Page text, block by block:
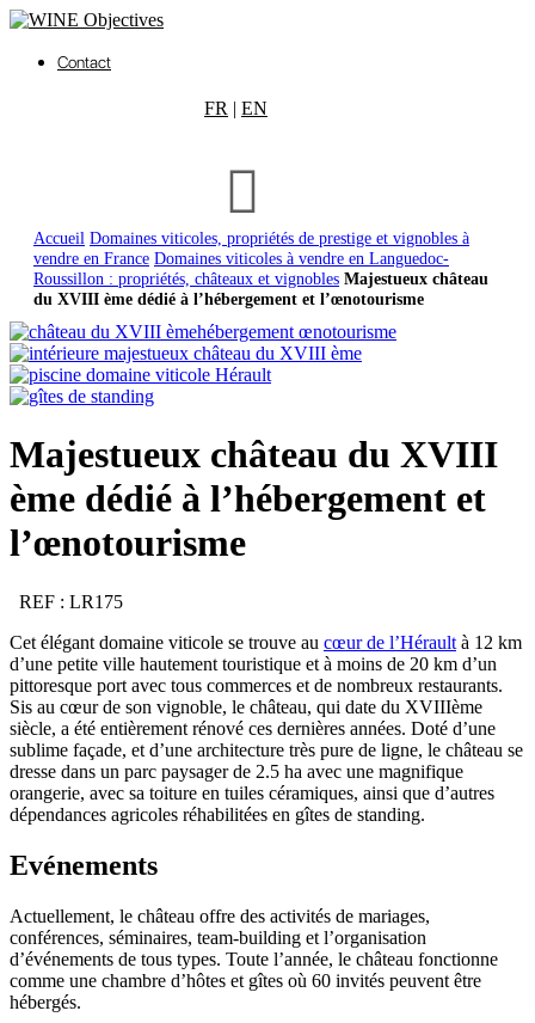
Contact
FR | EN
Accueil Domaines viticoles, propriétés de prestige et vignobles à
vendre en France Domaines viticoles à vendre en Languedoc-
Roussillon : propriétés, châteaux et vignobles Majestueux château
du XVIII ème dédié à l’hébergement et l’œnotourisme
Majestueux château du XVIII
ème dédié à l’hébergement et
l’œnotourisme
REF : LR175
Cet élégant domaine viticole se trouve au cœur de l’Hérault à 12 km
d’une petite ville hautement touristique et à moins de 20 km d’un
pittoresque port avec tous commerces et de nombreux restaurants.
Sis au cœur de son vignoble, le château, qui date du XVIIIème
siècle, a été entièrement rénové ces dernières années. Doté d’une
sublime façade, et d’une architecture très pure de ligne, le château se
dresse dans un parc paysager de 2.5 ha avec une magnifique
orangerie, avec sa toiture en tuiles céramiques, ainsi que d’autres
dépendances agricoles réhabilitées en gîtes de standing.
Evénements
Actuellement, le château offre des activités de mariages,
conférences, séminaires, team-building et l’organisation
d’événements de tous types. Toute l’année, le château fonctionne
comme une chambre d’hôtes et gîtes où 60 invités peuvent être
hébergés.